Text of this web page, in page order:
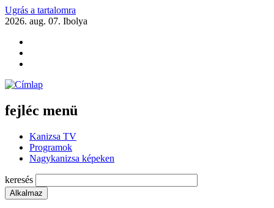
Ugrás a tartalomra
2026. aug. 07. Ibolya
fejléc menü
Kanizsa TV
Programok
Nagykanizsa képeken
keresés